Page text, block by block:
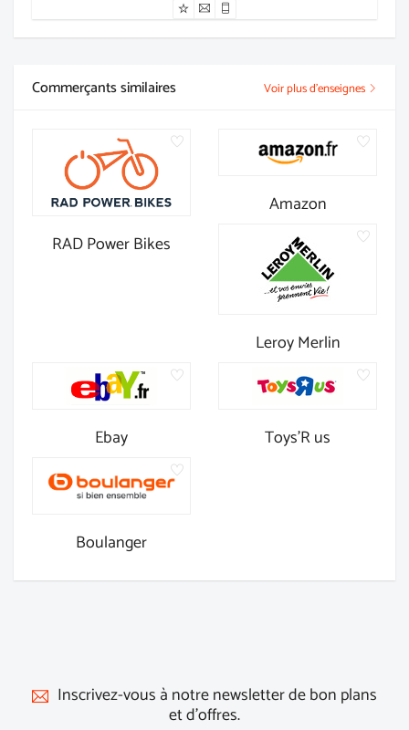
Commerçants similaires Voir plus d'enseignes
RAD Power Bikes
Amazon
Leroy Merlin
Ebay Toys'R us
Boulanger
Inscrivez-vous à notre newsletter de bon plans
et d'offres.